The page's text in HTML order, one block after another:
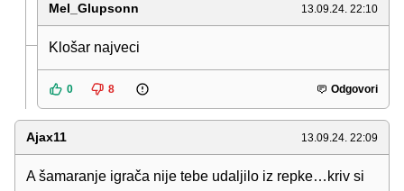
Mel_Glupsonn 13.09.24. 22:10
Klošar najveci
0 8 Odgovori
Ajax11 13.09.24. 22:09
A šamaranje igrača nije tebe udaljilo iz repke…kriv si